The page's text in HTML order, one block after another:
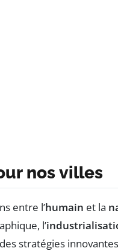
nos villes
entre l’humain et la
l’
stratégies